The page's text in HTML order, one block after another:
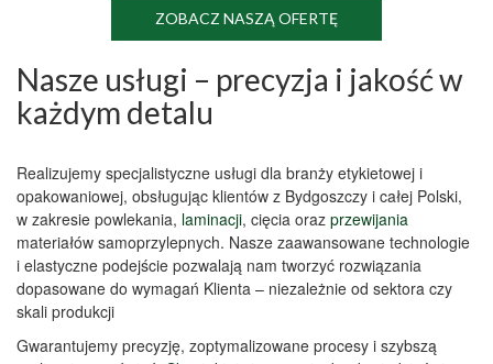
ZOBACZ NASZĄ OFERTĘ
Nasze usługi – precyzja i jakość w
każdym detalu
Realizujemy specjalistyczne usługi dla branży etykietowej i
opakowaniowej, obsługując klientów z Bydgoszczy i całej Polski,
w zakresie powlekania, laminacji, cięcia oraz przewijania
materiałów samoprzylepnych. Nasze zaawansowane technologie
i elastyczne podejście pozwalają nam tworzyć rozwiązania
dopasowane do wymagań Klienta – niezależnie od sektora czy
skali produkcji
Gwarantujemy precyzję, zoptymalizowane procesy i szybszą